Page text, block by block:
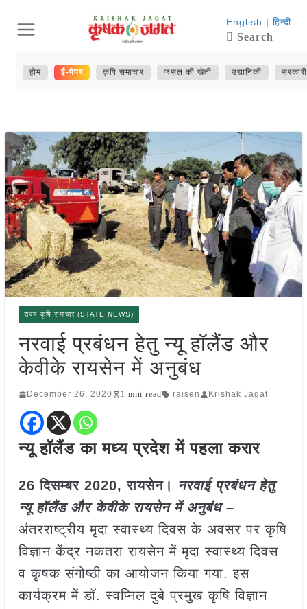
content
English | हिन्दी
Search
होम ई-पेपर कृषि समाचार फसल की खेती उद्यानिकी
राज्य कृषि समाचार (STATE NEWS)
नरवाई प्रबंधन हेतु न्यू हॉलैंड और
केवीके रायसेन में अनुबंध
December 26, 2020 1 min read raisen Krishak Jagat
न्यू हॉलैंड का मध्य प्रदेश में पहला करार
26 दिसम्बर 2020, रायसेन। नरवाई प्रबंधन हेतु
न्यू हॉलैंड और केवीके रायसेन में अनुबंध–
अंतरराष्ट्रीय मृदा स्वास्थ्य दिवस के अवसर पर कृषि
विज्ञान केंद्र नकतरा रायसेन में मृदा स्वास्थ्य दिवस
व कृषक संगोष्ठी का आयोजन किया गया. इस
कार्यक्रम में डॉ. स्वप्निल दुबे प्रमुख कृषि विज्ञान